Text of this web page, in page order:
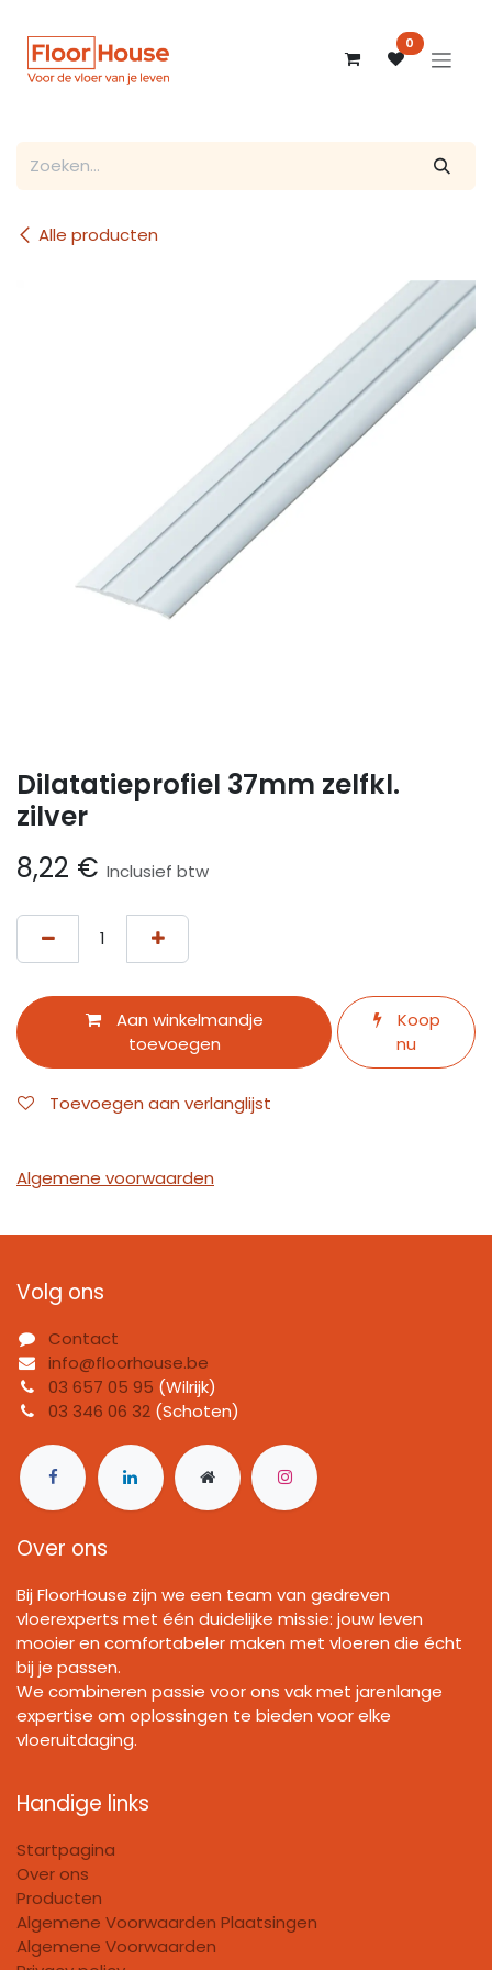
0
Alle producten
Dilatatieprofiel 37mm zelfkl.
zilver
8,22 € Inclusief btw
Aan winkelmandje
toevoegen
Koop
nu
Toevoegen aan verlanglijst
Algemene voorwaarden
Volg ons
Contact
info@floorhouse.be
03 657 05 95 (Wilrijk)
03 346 06 32 (Schoten)
Over ons
Bij FloorHouse zijn we een team van gedreven
vloerexperts met één duidelijke missie: jouw leven
mooier en comfortabeler maken met vloeren die écht
bij je passen.
We combineren passie voor ons vak met jarenlange
expertise om oplossingen te bieden voor elke
vloeruitdaging.
Handige links
Startpagina
Over ons
Producten
Algemene Voorwaarden Plaatsingen
Algemene Voorwaarden